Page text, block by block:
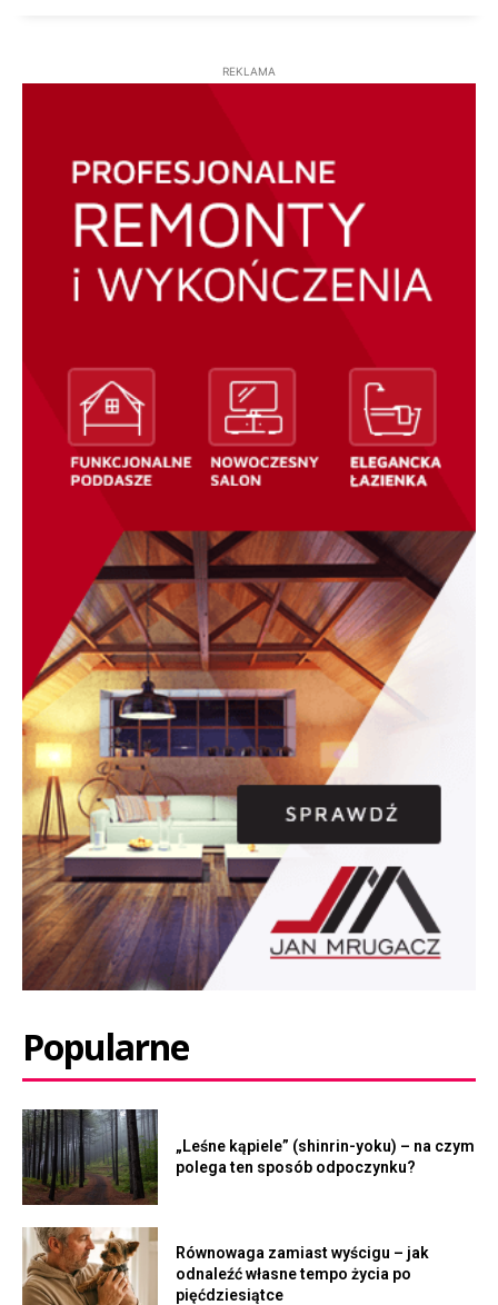
REKLAMA
Popularne
„Leśne kąpiele” (shinrin-yoku) – na czym
polega ten sposób odpoczynku?
Równowaga zamiast wyścigu – jak
odnaleźć własne tempo życia po
pięćdziesiątce